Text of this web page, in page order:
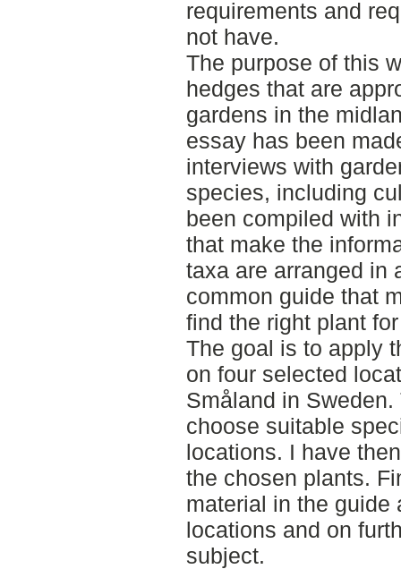
requirements and
not have.
The purpose of this
hedges that are
gardens in the
essay has been
interviews with
species, including
been compiled with
that make the
taxa are arranged in
common guide that
find the right plant
The goal is to apply
on four selected
Småland in
choose suitable
locations. I have
the chosen plants.
material in the guide
locations and on
subject.